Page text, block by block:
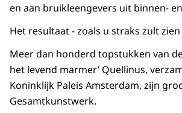
en aan bruikleengevers uit binnen-
Het resultaat - zoals u straks zult
Meer dan honderd topstukken van
het levend marmer’ Quellinus,
Koninklijk Paleis Amsterdam, zijn
Gesamtkunstwerk.